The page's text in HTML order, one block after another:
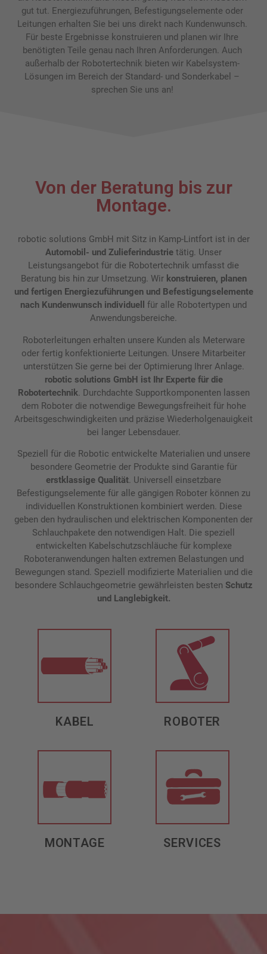
gut tut. Energiezuführungen, Befestigungselemente oder
Leitungen erhalten Sie bei uns direkt nach Kundenwunsch.
Für beste Ergebnisse konstruieren und planen wir Ihre
benötigten Teile genau nach Ihren Anforderungen. Auch
außerhalb der Robotertechnik bieten wir Kabelsystem-
Lösungen im Bereich der Standard- und Sonderkabel –
sprechen Sie uns an!
Von der Beratung bis zur
Montage.
robotic solutions GmbH mit Sitz in Kamp-Lintfort ist in der
Automobil- und Zulieferindustrie tätig. Unser
Leistungsangebot für die Robotertechnik umfasst die
Beratung bis hin zur Umsetzung. Wir konstruieren, planen
und fertigen Energiezuführungen und Befestigungselemente
nach Kundenwunsch individuell
für alle Robotertypen und
Anwendungsbereiche.
Roboterleitungen erhalten unsere Kunden als Meterware
oder fertig konfektionierte Leitungen. Unsere Mitarbeiter
unterstützen Sie gerne bei der Optimierung Ihrer Anlage.
robotic solutions GmbH ist Ihr Experte für die
Robotertechnik. Durchdachte Supportkomponenten lassen
dem Roboter die notwendige Bewegungsfreiheit für hohe
Arbeitsgeschwindigkeiten und präzise Wiederholgenauigkeit
bei langer Lebensdauer.
Speziell für die Robotic entwickelte Materialien und unsere
besondere Geometrie der Produkte sind Garantie für
erstklassige Qualität. Universell einsetzbare
Befestigungselemente für alle gängigen Roboter können zu
individuellen Konstruktionen kombiniert werden. Diese
geben den hydraulischen und elektrischen Komponenten der
Schlauchpakete den notwendigen Halt. Die speziell
entwickelten Kabelschutzschläuche für komplexe
Roboteranwendungen halten extremen Belastungen und
Bewegungen stand. Speziell modifizierte Materialien und die
besondere Schlauchgeometrie gewährleisten besten Schutz
und Langlebigkeit.
KABEL ROBOTER
MONTAGE SERVICES